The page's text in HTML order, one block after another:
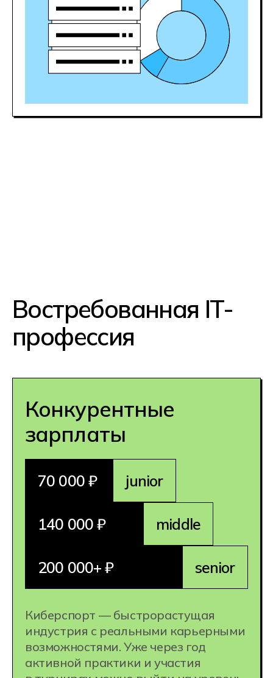
200 000+ ₽ senior
Киберспорт — быстрорастущая
индустрия с реальными карьерными
активной практики и участия
в турнирах можно выйти на уровень
до аналитиков, менеджеров
и организаторов турниров.
Комфортная работа
в индустрии. Киберспорт предлагает
разные форматы занятости:
стриминг, аналитика, кастинг,
судейство, организация
и продюсирование турниров. Многие
работают как фрилансеры,
формируя карьеру на своих
условиях. Большая часть позиций
Вы можете работать из дома
не покидая свой город.